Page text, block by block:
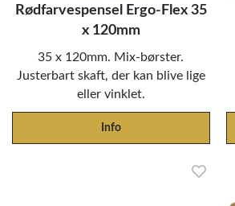
Rødfarvespensel Ergo-Flex 35
x 120mm
35 x 120mm. Mix-børster.
Justerbart skaft, der kan blive lige
eller vinklet.
Info